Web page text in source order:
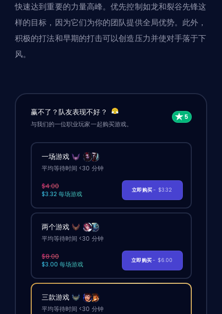
快速达到重要的力量高峰。优先控制如龙和裂谷先锋这
样的目标，因为它们为你的团队提供全局优势。此外，
积极的打法和早期的打击可以创造压力并使对手落于下
风。
赢不了？队友表现不好？
与我们的一位职业玩家一起购买游戏。
一场游戏
平均等待时间 <30 分钟
$4.00
$3.32 每场游戏
立即购买- $3.32
两个游戏
平均等待时间 <30 分钟
$8.00
$3.00 每场游戏
立即购买- $6.00
三款游戏
平均等待时间 <30 分钟